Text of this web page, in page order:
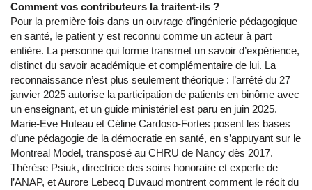
Comment vos contributeurs la traitent-ils ?
Pour la première fois dans un ouvrage d’ingénierie pédagogique
en santé, le patient y est reconnu comme un acteur à part
entière. La personne qui forme transmet un savoir d’expérience,
distinct du savoir académique et complémentaire de lui. La
reconnaissance n’est plus seulement théorique : l’arrêté du 27
janvier 2025 autorise la participation de patients en binôme avec
un enseignant, et un guide ministériel est paru en juin 2025.
Marie-Eve Huteau et Céline Cardoso-Fortes posent les bases
d’une pédagogie de la démocratie en santé, en s’appuyant sur le
Montreal Model, transposé au CHRU de Nancy dès 2017.
Thérèse Psiuk, directrice des soins honoraire et experte de
l’ANAP, et Aurore Lebecq Duvaud montrent comment le récit du